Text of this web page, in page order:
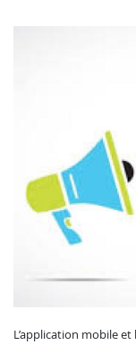
L’application mobile